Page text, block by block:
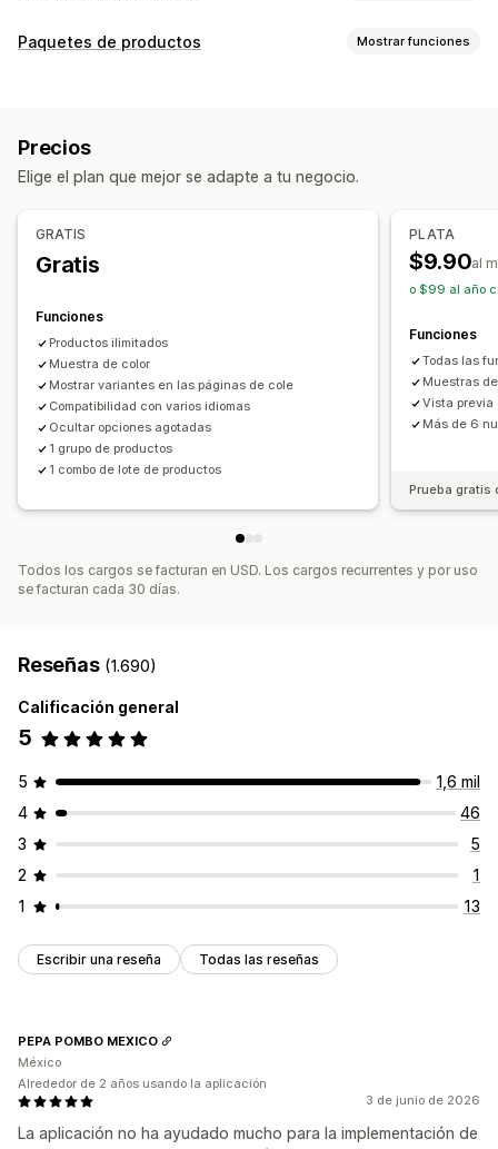
Personalización
Precios
Inventario
Alertas de existencias bajas
Ocultar existencias agotadas
Visualización de disponibilidad de existencias
Actualizaciones automáticas
Paquetes de productos Mostrar funciones
Compras conjuntas frecuentes
Paquetes personalizados
Precios
Elige el plan que mejor se adapte a tu negocio.
GRATIS
Gratis
Funciones
Productos ilimitados
Muestra de color
Mostrar variantes en las páginas de cole
Compatibilidad con varios idiomas
Ocultar opciones agotadas
1 grupo de productos
1 combo de lote de productos
PLATA
$9.90al
o $99 al año
Funciones
Todas las
Muestras
Vista
Más de 6
Prueba gratis
Todos los cargos se facturan en USD. Los cargos recurrentes y por uso
se facturan cada 30 días.
Reseñas (1.690)
Calificación general
5
5
1,6 mil
4
46
3
5
2
1
1
13
Escribir una reseña Todas las reseñas
3 de junio de 2026
La aplicación no ha ayudado mucho para la implementación de
PEPA POMBO MEXICO
México
Alrededor de 2 años usando la aplicación